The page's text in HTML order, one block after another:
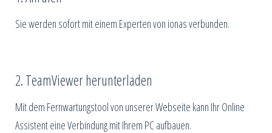
Sie werden sofort mit einem Experten von ionas verbunden.
2. TeamViewer herunterladen
Mit dem Fernwartungstool von unserer Webseite kann Ihr Online
Assistent eine Verbindung mit Ihrem PC aufbauen.